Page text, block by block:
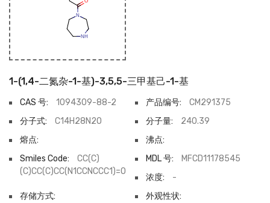
1-(1,4-二氮杂-1-基)-3,5,5-三甲基己-1-基
CAS 号: 1094309-88-2 产品编号:
CM291375
分子式:
C14H28N2O 分子量:
240.39
熔点:
沸点:
Smiles Code:
CC(C)
(C)CC(C)CC(N1CCNCCC1)=O
MDL 号:
MFCD11178545
浓度:
-
存储方式:
外观性状: